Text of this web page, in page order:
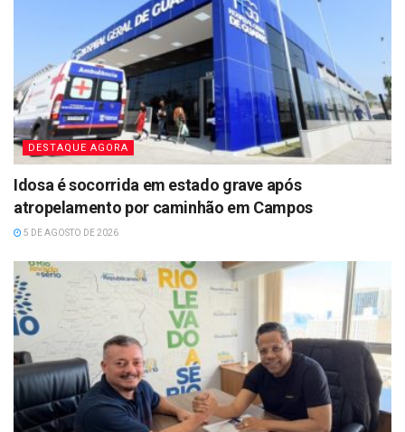
DESTAQUE AGORA
Idosa é socorrida em estado grave após
atropelamento por caminhão em Campos
5 DE AGOSTO DE 2026